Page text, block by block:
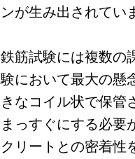
ンが生み出されてい
鉄筋試験には複数の
験において最大の懸
きなコイル状で保管
まっすぐにする必要
クリートとの密着性